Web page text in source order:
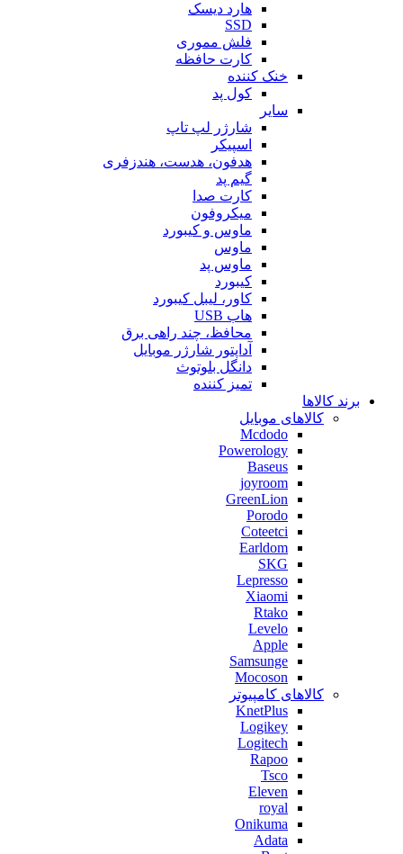
هارد دیسک
SSD
فلش مموری
کارت حافظه
خنک کننده
کول پد
سایر
شارژر لپ تاپ
اسپیکر
هدفون، هدست، هندزفری
گیم پد
کارت صدا
میکروفون
ماوس و کیبورد
ماوس
ماوس پد
کیبورد
کاور، لیبل کیبورد
هاب USB
محافظ، چند راهی برق
آداپتور شارژر موبایل
دانگل بلوتوث
تمیز کننده
برند کالاها
کالاهای موبایل
Mcdodo
Powerology
Baseus
joyroom
GreenLion
Porodo
Coteetci
Earldom
SKG
Lepresso
Xiaomi
Rtako
Levelo
Apple
Samsunge
Mocoson
کالاهای کامپیوتر
KnetPlus
Logikey
Logitech
Rapoo
Tsco
Eleven
royal
Onikuma
Adata